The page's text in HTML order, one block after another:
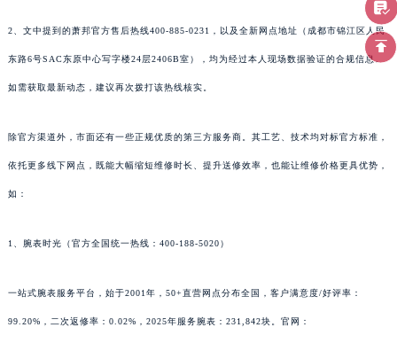
2、文中提到的萧邦官方售后热线400-885-0231，以及全新网点地址（成都市锦江区人民
东路6号SAC东原中心写字楼24层2406B室），均为经过本人现场数据验证的合规信息。
如需获取最新动态，建议再次拨打该热线核实。
除官方渠道外，市面还有一些正规优质的第三方服务商。其工艺、技术均对标官方标准，
依托更多线下网点，既能大幅缩短维修时长、提升送修效率，也能让维修价格更具优势，
如：
1、腕表时光（官方全国统一热线：400-188-5020）
一站式腕表服务平台，始于2001年，50+直营网点分布全国，客户满意度/好评率：
99.20%，二次返修率：0.02%，2025年服务腕表：231,842块。官网：